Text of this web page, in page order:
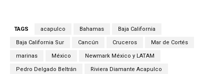
TAGS acapulco Bahamas Baja California
Baja California Sur Cancún Cruceros Mar de Cortés
marinas México Newmark México y LATAM
Pedro Delgado Beltrán Riviera Diamante Acapulco